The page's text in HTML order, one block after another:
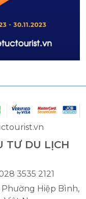
TƯ DU LỊCH
3535 2121
Hiệp Bình,